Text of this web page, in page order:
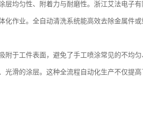
均匀性、附着力与耐磨性。浙江艾法电子
作业。全自动清洗系统能高效去除金属件
于工件表面，避免了手工喷涂常见的不均
滑的涂层。这种全流程自动化生产不仅提